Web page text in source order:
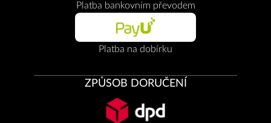
Platba bankovním převodem
Platba na dobírku
ZPŮSOB DORUČENÍ